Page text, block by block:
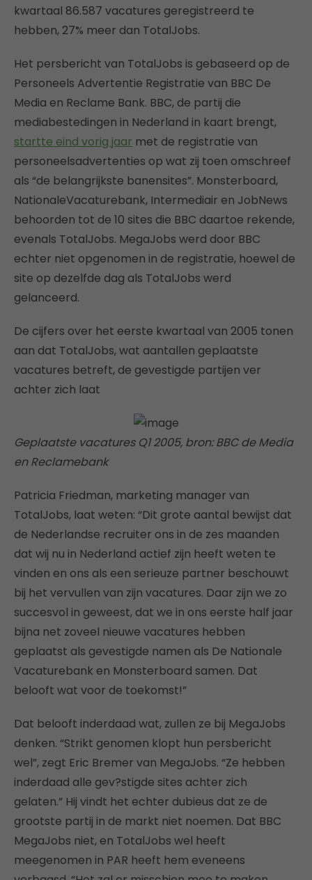
kwartaal 86.587 vacatures geregistreerd te
hebben, 27% meer dan TotalJobs.
Het persbericht van TotalJobs is gebaseerd op de
Personeels Advertentie Registratie van BBC De
Media en Reclame Bank. BBC, de partij die
mediabestedingen in Nederland in kaart brengt,
startte eind vorig jaar met de registratie van
personeelsadvertenties op wat zij toen omschreef
als “de belangrijkste banensites”. Monsterboard,
NationaleVacaturebank, Intermediair en JobNews
behoorden tot de 10 sites die BBC daartoe rekende,
evenals TotalJobs. MegaJobs werd door BBC
echter niet opgenomen in de registratie, hoewel de
site op dezelfde dag als TotalJobs werd
gelanceerd.
De cijfers over het eerste kwartaal van 2005 tonen
aan dat TotalJobs, wat aantallen geplaatste
vacatures betreft, de gevestigde partijen ver
achter zich laat
Geplaatste vacatures Q1 2005, bron: BBC de Media
en Reclamebank
Patricia Friedman, marketing manager van
TotalJobs, laat weten: “Dit grote aantal bewijst dat
de Nederlandse recruiter ons in de zes maanden
dat wij nu in Nederland actief zijn heeft weten te
vinden en ons als een serieuze partner beschouwt
bij het vervullen van zijn vacatures. Daar zijn we zo
succesvol in geweest, dat we in ons eerste half jaar
bijna net zoveel nieuwe vacatures hebben
geplaatst als gevestigde namen als De Nationale
Vacaturebank en Monsterboard samen. Dat
belooft wat voor de toekomst!”
Dat belooft inderdaad wat, zullen ze bij MegaJobs
denken. “Strikt genomen klopt hun persbericht
wel”, zegt Eric Bremer van MegaJobs. “Ze hebben
inderdaad alle gev?stigde sites achter zich
gelaten.” Hij vindt het echter dubieus dat ze de
grootste partij in de markt niet noemen. Dat BBC
MegaJobs niet, en TotalJobs wel heeft
meegenomen in PAR heeft hem eveneens